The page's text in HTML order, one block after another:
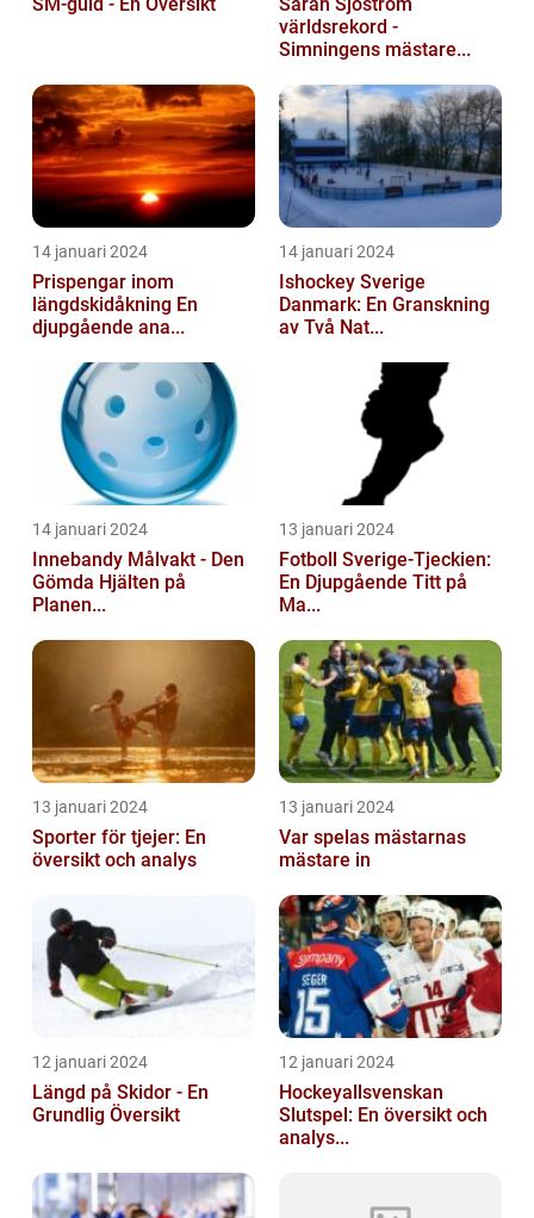
världsrekord -
Simningens mästare...
14 januari 2024
Prispengar inom
längdskidåkning En
djupgående ana...
14 januari 2024
Ishockey Sverige
Danmark: En Granskning
av Två Nat...
14 januari 2024
Innebandy Målvakt - Den
Gömda Hjälten på
Planen...
13 januari 2024
Fotboll Sverige-Tjeckien:
En Djupgående Titt på
Ma...
13 januari 2024
Sporter för tjejer: En
översikt och analys
13 januari 2024
Var spelas mästarnas
mästare in
12 januari 2024
Längd på Skidor - En
Grundlig Översikt
12 januari 2024
Hockeyallsvenskan
Slutspel: En översikt och
analys...